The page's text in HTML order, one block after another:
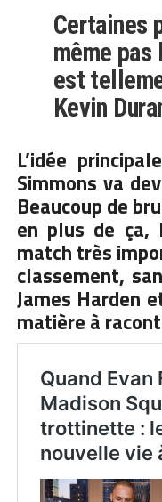
Certaines
même
est
Kevin
L’idée
Simmons va
Beaucoup de
en plus de ça,
match très
classement,
James Harden
matière à